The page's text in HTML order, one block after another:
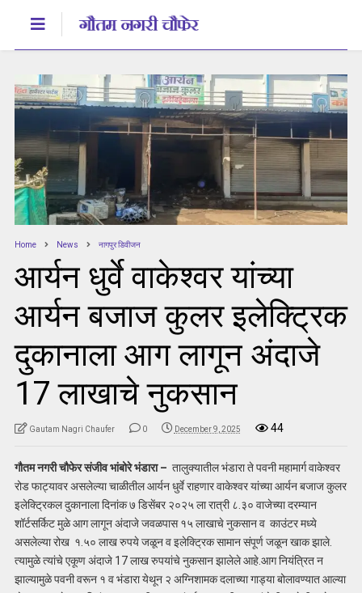
Home News नागपुर डिवीजन
आर्यन धुर्वे वाकेश्वर यांच्या
आर्यन बजाज कुलर इलेक्ट्रिक
दुकानाला आग लागून अंदाजे
17 लाखाचे नुकसान
Gautam Nagri Chaufer 0 December 9, 2025 44
गौतम नगरी चौफेर संजीव भांबोरे भंडारा – तालुक्यातील भंडारा ते पवनी महामार्ग वाकेश्वर
रोड फाट्यावर असलेल्या चाळीतील आर्यन धुर्वे राहणार वाकेश्वर यांच्या आर्यन बजाज कुलर
इलेक्ट्रिकल दुकानाला दिनांक ७ डिसेंबर २०२५ ला रात्री ८.३० वाजेच्या दरम्यान
शॉर्टसर्किट मुळे आग लागून अंदाजे जवळपास १५ लाखाचे नुकसान व काउंटर मध्ये
असलेल्या रोख १.५० लाख रुपये जळून व इलेक्ट्रिक सामान संपूर्ण जळून खाक झाले.
त्यामुळे त्यांचे एकूण अंदाजे 17 लाख रुपयांचे नुकसान झालेले आहे.आग नियंत्रित न
झाल्यामुळे पवनी वरून १ व भंडारा येथून २ अग्निशामक दलाच्या गाड्या बोलावण्यात आल्या